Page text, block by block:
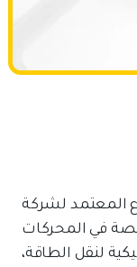
لشركة
في المحركات
لنقل الطاقة،